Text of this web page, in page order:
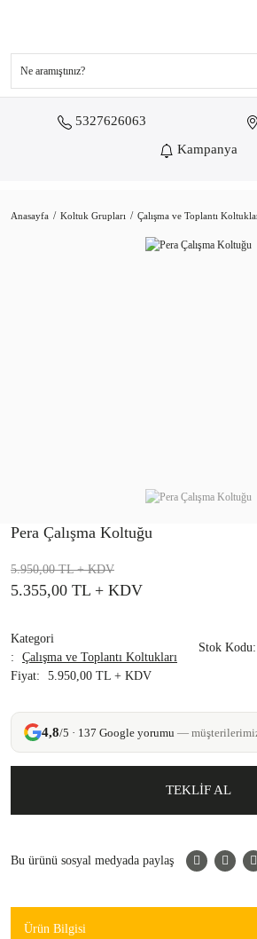
5327626063
Kampanya
Anasayfa Koltuk Grupları Çalışma ve Toplantı
Pera Çalışma Koltuğu
5.355,00 TL + KDV
5.950,00 TL+ KDV
Kategori
Çalışma ve Toplantı Koltukları
Stok Kodu
Fiyat 5.950,00 TL + KDV
4,8/5 · 137 Google yorumu —
TEKLİF AL
Bu ürünü sosyal medyada paylaş
Ürün Bilgisi